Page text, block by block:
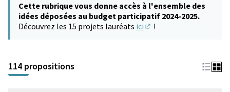
Cette rubrique vous donne accès à l'ensemble des
idées déposées au budget participatif 2024-2025.
Découvrez les 15 projets lauréats ici !
114 propositions